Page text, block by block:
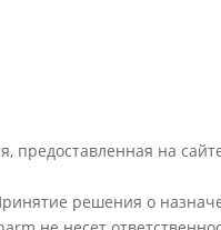
предоставленная на
решения о